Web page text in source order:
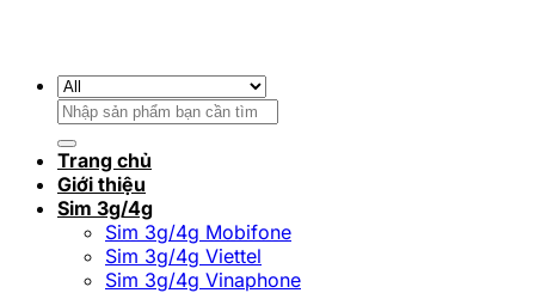
Tìm
kiếm:
Trang chủ
Giới thiệu
Sim 3g/4g
Sim 3g/4g Mobifone
Sim 3g/4g Viettel
Sim 3g/4g Vinaphone